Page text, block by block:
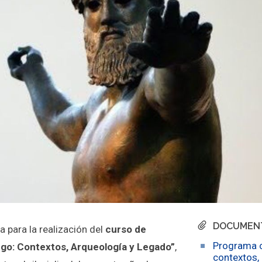
Programa
contextos,
para la realización del curso de
Contextos, Arqueología y Legado”,